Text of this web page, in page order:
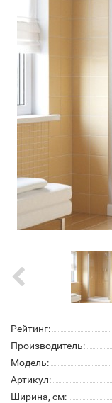
Рейтинг:
Производитель:
Модель:
Артикул:
Ширина, см: